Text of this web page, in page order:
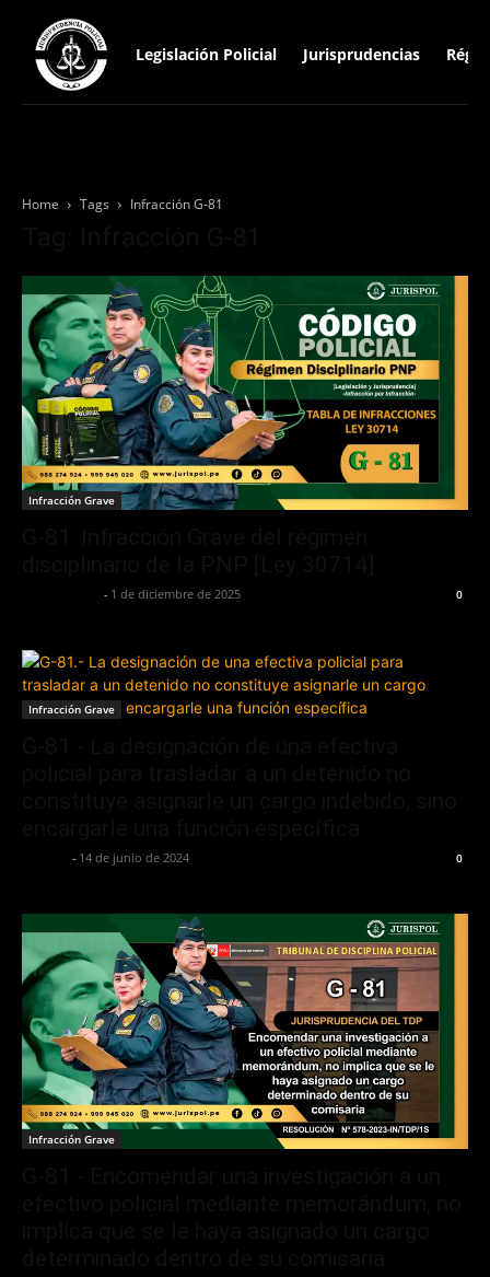
Legislación Policial Jurisprudencias
Home Tags Infracción G-81
Infracción Grave
- 1 de diciembre de 2025 0
Infracción Grave
- 14 de junio de 2024 0
Infracción Grave